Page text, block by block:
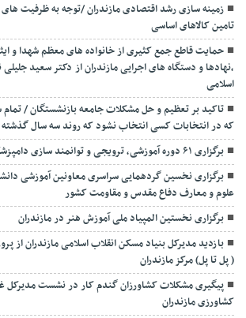
زمینه سازی رشد اقتصادی مازندران /توجه به ظرفیت های
تامین کالاهای اساسی
حمایت قاطع جمع کثیری از خانواده های معظم شهدا و
،نهادها و دستگاه های اجرایی مازندران از دکتر سعید جلیلی
اسلامی
تاکید بر تعظیم و حل مشکلات جامعه بازنشستگان /
که در انتخابات کسی انتخاب نشود که روند سه سال گذشته
برگزاری ۶۱ دوره آموزشی، ترویجی و توانمند سازی دامپزشکی در مازندران
برگزاری نخسین گردهمایی سراسری معاونین آموزشی
علوم و معارف دفاع مقدس و مقاومت کشور
برگزاری نخستین المپیاد ملی آموزش هنر در مازندران
بازدید مدیرکل بنیاد مسکن انقلاب اسلامی مازندران از
( پل تا پل) مرکز مازندران
پیگیری مشکلات کشاورزان گندم کار در نشست مدیرکل
کشاورزی مازندران